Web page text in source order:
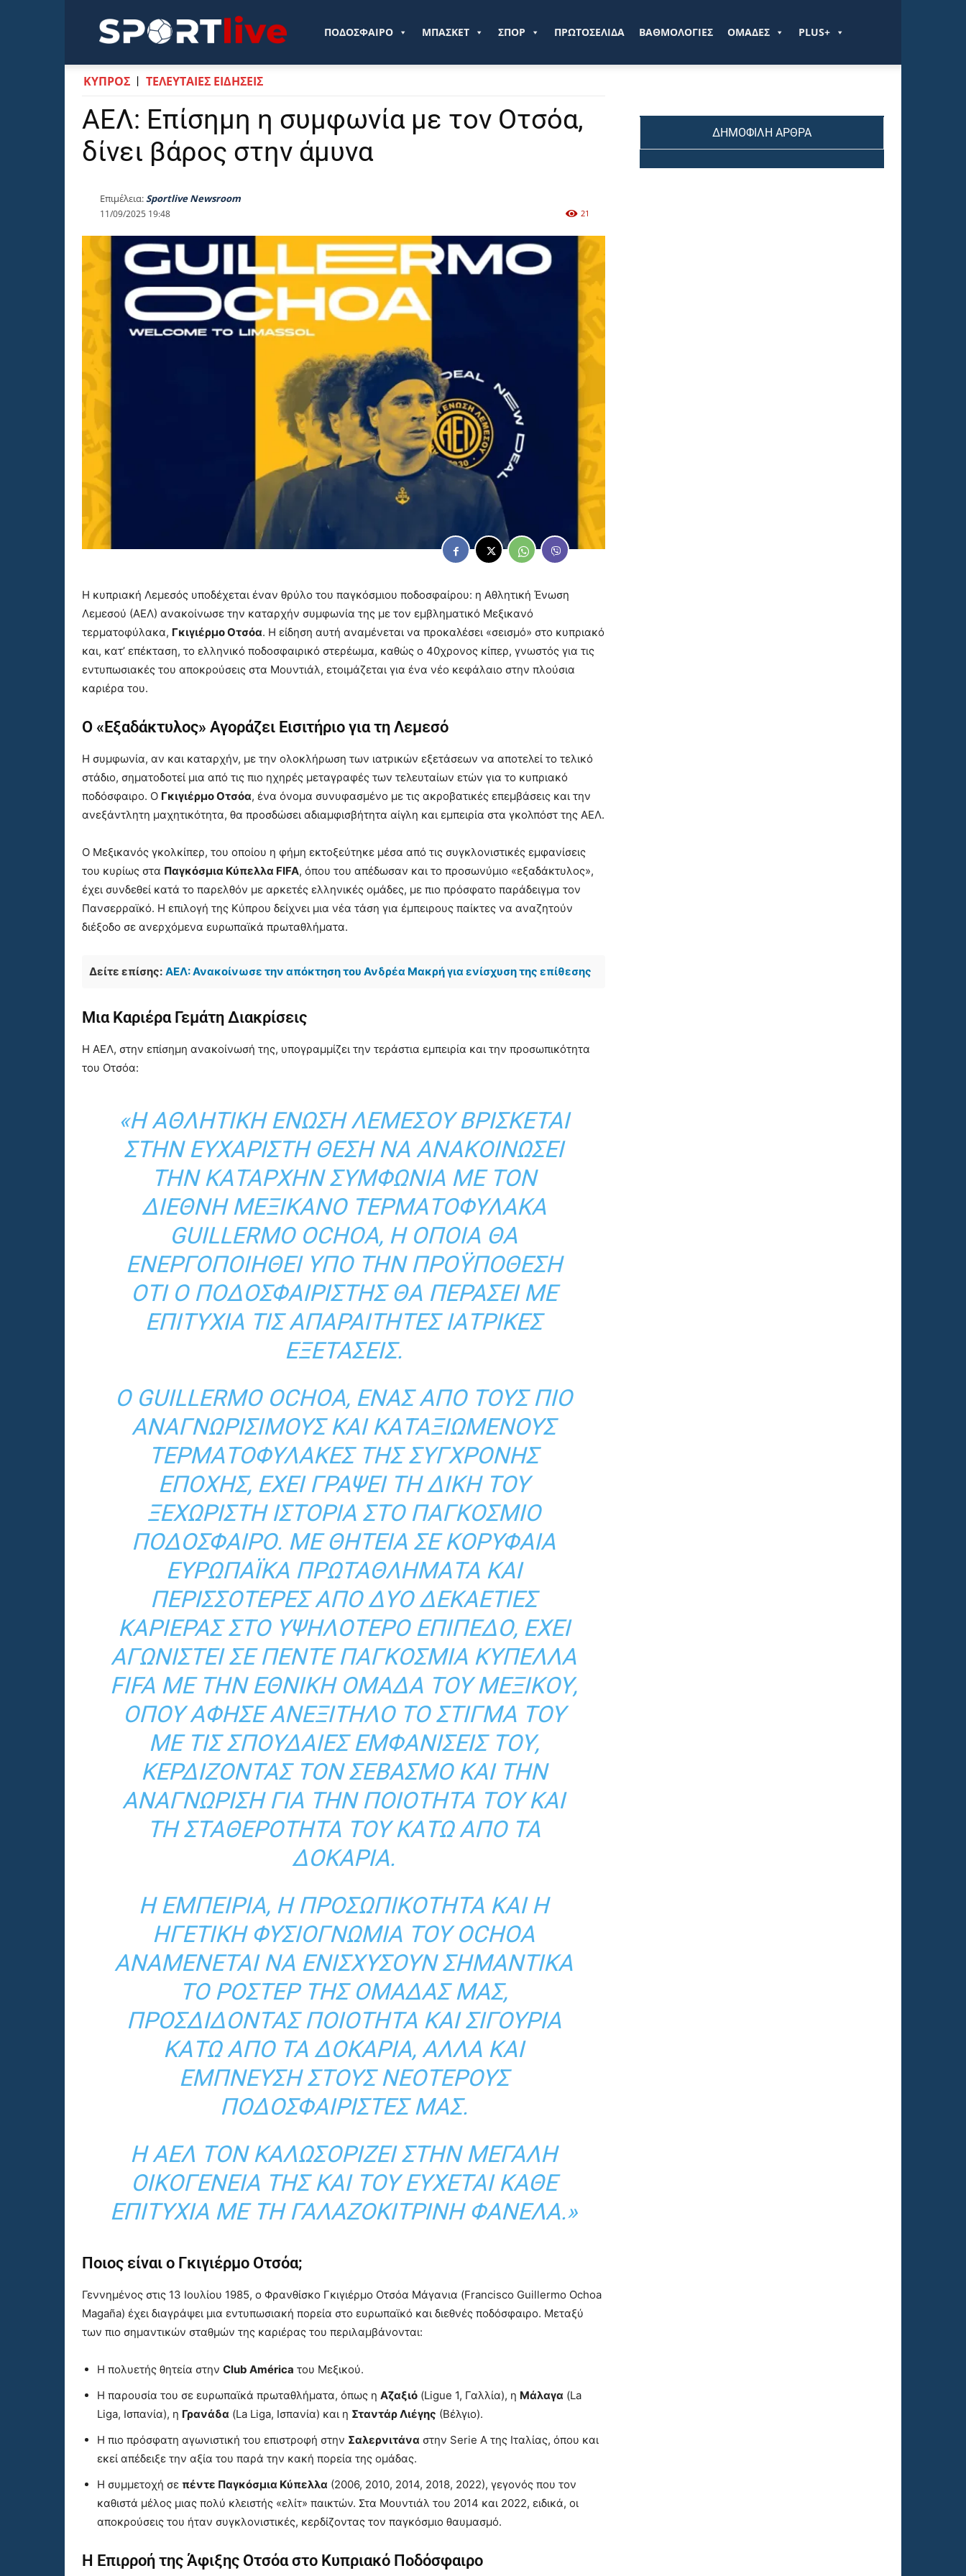
Sportlive.grΠΟΔΟΣΦΑΙΡΟ ΜΠΑΣΚΕΤ ΣΠΟΡ ΠΡΩΤΟΣΕΛΙΔΑ ΒΑΘΜΟΛΟΓΙΕΣ ΟΜΑΔΕΣ PLUS+
ΚΥΠΡΟΣ ΤΕΛΕΥΤΑΙΕΣ ΕΙΔΗΣΕΙΣ
ΑΕΛ: Επίσημη η συμφωνία με τον Οτσόα,
δίνει βάρος στην άμυνα
Επιμέλεια:Sportlive Newsroom
11/09/2025 19:48 21
Η κυπριακή Λεμεσός υποδέχεται έναν θρύλο του παγκόσμιου ποδοσφαίρου: η Αθλητική Ένωση
Λεμεσού (ΑΕΛ) ανακοίνωσε την καταρχήν συμφωνία της με τον εμβληματικό Μεξικανό
τερματοφύλακα, Γκιγιέρμο Οτσόα. Η είδηση αυτή αναμένεται να προκαλέσει «σεισμό» στο κυπριακό
και, κατ’ επέκταση, το ελληνικό ποδοσφαιρικό στερέωμα, καθώς ο 40χρονος κίπερ, γνωστός για τις
εντυπωσιακές του αποκρούσεις στα Μουντιάλ, ετοιμάζεται για ένα νέο κεφάλαιο στην πλούσια
καριέρα του.
Ο «Εξαδάκτυλος» Αγοράζει Εισιτήριο για τη Λεμεσό
Η συμφωνία, αν και καταρχήν, με την ολοκλήρωση των ιατρικών εξετάσεων να αποτελεί το τελικό
στάδιο, σηματοδοτεί μια από τις πιο ηχηρές μεταγραφές των τελευταίων ετών για το κυπριακό
ποδόσφαιρο. Ο Γκιγιέρμο Οτσόα, ένα όνομα συνυφασμένο με τις ακροβατικές επεμβάσεις και την
ανεξάντλητη μαχητικότητα, θα προσδώσει αδιαμφισβήτητα αίγλη και εμπειρία στα γκολπόστ της ΑΕΛ.
Ο Μεξικανός γκολκίπερ, του οποίου η φήμη εκτοξεύτηκε μέσα από τις συγκλονιστικές εμφανίσεις
του κυρίως στα Παγκόσμια Κύπελλα FIFA, όπου του απέδωσαν και το προσωνύμιο «εξαδάκτυλος»,
έχει συνδεθεί κατά το παρελθόν με αρκετές ελληνικές ομάδες, με πιο πρόσφατο παράδειγμα τον
Πανσερραϊκό. Η επιλογή της Κύπρου δείχνει μια νέα τάση για έμπειρους παίκτες να αναζητούν
διέξοδο σε ανερχόμενα ευρωπαϊκά πρωταθλήματα.
Δείτε επίσης: ΑΕΛ: Ανακοίνωσε την απόκτηση του Ανδρέα Μακρή για ενίσχυση της επίθεσης
Μια Καριέρα Γεμάτη Διακρίσεις
Η ΑΕΛ, στην επίσημη ανακοίνωσή της, υπογραμμίζει την τεράστια εμπειρία και την προσωπικότητα
του Οτσόα:
«Η ΑΘΛΗΤΙΚΉ ΈΝΩΣΗ ΛΕΜΕΣΟΎ ΒΡΊΣΚΕΤΑΙ
ΣΤΗΝ ΕΥΧΆΡΙΣΤΗ ΘΈΣΗ ΝΑ ΑΝΑΚΟΙΝΏΣΕΙ
ΤΗΝ ΚΑΤΑΡΧΉΝ ΣΥΜΦΩΝΊΑ ΜΕ ΤΟΝ
ΔΙΕΘΝΉ ΜΕΞΙΚΑΝΌ ΤΕΡΜΑΤΟΦΎΛΑΚΑ
GUILLERMO OCHOA, Η ΟΠΟΊΑ ΘΑ
ΕΝΕΡΓΟΠΟΙΗΘΕΊ ΥΠΌ ΤΗΝ ΠΡΟΫΠΌΘΕΣΗ
ΌΤΙ Ο ΠΟΔΟΣΦΑΙΡΙΣΤΉΣ ΘΑ ΠΕΡΆΣΕΙ ΜΕ
ΕΠΙΤΥΧΊΑ ΤΙΣ ΑΠΑΡΑΊΤΗΤΕΣ ΙΑΤΡΙΚΈΣ
ΕΞΕΤΆΣΕΙΣ.
Ο GUILLERMO OCHOA, ΈΝΑΣ ΑΠΌ ΤΟΥΣ ΠΙΟ
ΑΝΑΓΝΩΡΊΣΙΜΟΥΣ ΚΑΙ ΚΑΤΑΞΙΩΜΈΝΟΥΣ
ΤΕΡΜΑΤΟΦΎΛΑΚΕΣ ΤΗΣ ΣΎΓΧΡΟΝΗΣ
ΕΠΟΧΉΣ, ΈΧΕΙ ΓΡΆΨΕΙ ΤΗ ΔΙΚΉ ΤΟΥ
ΞΕΧΩΡΙΣΤΉ ΙΣΤΟΡΊΑ ΣΤΟ ΠΑΓΚΌΣΜΙΟ
ΠΟΔΌΣΦΑΙΡΟ. ΜΕ ΘΗΤΕΊΑ ΣΕ ΚΟΡΥΦΑΊΑ
ΕΥΡΩΠΑΪΚΆ ΠΡΩΤΑΘΛΉΜΑΤΑ ΚΑΙ
ΠΕΡΙΣΣΌΤΕΡΕΣ ΑΠΌ ΔΎΟ ΔΕΚΑΕΤΊΕΣ
ΚΑΡΙΈΡΑΣ ΣΤΟ ΥΨΗΛΌΤΕΡΟ ΕΠΊΠΕΔΟ, ΈΧΕΙ
ΑΓΩΝΙΣΤΕΊ ΣΕ ΠΈΝΤΕ ΠΑΓΚΌΣΜΙΑ ΚΎΠΕΛΛΑ
FIFA ΜΕ ΤΗΝ ΕΘΝΙΚΉ ΟΜΆΔΑ ΤΟΥ ΜΕΞΙΚΟΎ,
ΌΠΟΥ ΆΦΗΣΕ ΑΝΕΞΊΤΗΛΟ ΤΟ ΣΤΊΓΜΑ ΤΟΥ
ΜΕ ΤΙΣ ΣΠΟΥΔΑΊΕΣ ΕΜΦΑΝΊΣΕΙΣ ΤΟΥ,
ΚΕΡΔΊΖΟΝΤΑΣ ΤΟΝ ΣΕΒΑΣΜΌ ΚΑΙ ΤΗΝ
ΑΝΑΓΝΏΡΙΣΗ ΓΙΑ ΤΗΝ ΠΟΙΌΤΗΤΑ ΤΟΥ ΚΑΙ
ΤΗ ΣΤΑΘΕΡΌΤΗΤΆ ΤΟΥ ΚΆΤΩ ΑΠΌ ΤΑ
ΔΟΚΆΡΙΑ.
Η ΕΜΠΕΙΡΊΑ, Η ΠΡΟΣΩΠΙΚΌΤΗΤΑ ΚΑΙ Η
ΗΓΕΤΙΚΉ ΦΥΣΙΟΓΝΩΜΊΑ ΤΟΥ OCHOA
ΑΝΑΜΈΝΕΤΑΙ ΝΑ ΕΝΙΣΧΎΣΟΥΝ ΣΗΜΑΝΤΙΚΆ
ΤΟ ΡΌΣΤΕΡ ΤΗΣ ΟΜΆΔΑΣ ΜΑΣ,
ΠΡΟΣΔΊΔΟΝΤΑΣ ΠΟΙΌΤΗΤΑ ΚΑΙ ΣΙΓΟΥΡΙΆ
ΚΆΤΩ ΑΠΌ ΤΑ ΔΟΚΆΡΙΑ, ΑΛΛΆ ΚΑΙ
ΈΜΠΝΕΥΣΗ ΣΤΟΥΣ ΝΕΌΤΕΡΟΥΣ
ΠΟΔΟΣΦΑΙΡΙΣΤΈΣ ΜΑΣ.
Η ΑΕΛ ΤΟΝ ΚΑΛΩΣΟΡΊΖΕΙ ΣΤΗΝ ΜΕΓΆΛΗ
ΟΙΚΟΓΈΝΕΙΆ ΤΗΣ ΚΑΙ ΤΟΥ ΕΎΧΕΤΑΙ ΚΆΘΕ
ΕΠΙΤΥΧΊΑ ΜΕ ΤΗ ΓΑΛΑΖΟΚΊΤΡΙΝΗ ΦΑΝΈΛΑ.»
Ποιος είναι ο Γκιγιέρμο Οτσόα;
Γεννημένος στις 13 Ιουλίου 1985, ο Φρανθίσκο Γκιγιέρμο Οτσόα Μάγανια (Francisco Guillermo Ochoa
Magaña) έχει διαγράψει μια εντυπωσιακή πορεία στο ευρωπαϊκό και διεθνές ποδόσφαιρο. Μεταξύ
των πιο σημαντικών σταθμών της καριέρας του περιλαμβάνονται:
Η πολυετής θητεία στην Club América του Μεξικού.
Η παρουσία του σε ευρωπαϊκά πρωταθλήματα, όπως η Αζαξιό (Ligue 1, Γαλλία), η Μάλαγα (La
Liga, Ισπανία), η Γρανάδα (La Liga, Ισπανία) και η Σταντάρ Λιέγης (Βέλγιο).
Η πιο πρόσφατη αγωνιστική του επιστροφή στην Σαλερνιτάνα στην Serie A της Ιταλίας, όπου και
εκεί απέδειξε την αξία του παρά την κακή πορεία της ομάδας.
Η συμμετοχή σε πέντε Παγκόσμια Κύπελλα (2006, 2010, 2014, 2018, 2022), γεγονός που τον
καθιστά μέλος μιας πολύ κλειστής «ελίτ» παικτών. Στα Μουντιάλ του 2014 και 2022, ειδικά, οι
αποκρούσεις του ήταν συγκλονιστικές, κερδίζοντας τον παγκόσμιο θαυμασμό.
Η Επιρροή της Άφιξης Οτσόα στο Κυπριακό Ποδόσφαιρο
ΔΗΜΟΦΙΛΗ ΑΡΘΡΑ